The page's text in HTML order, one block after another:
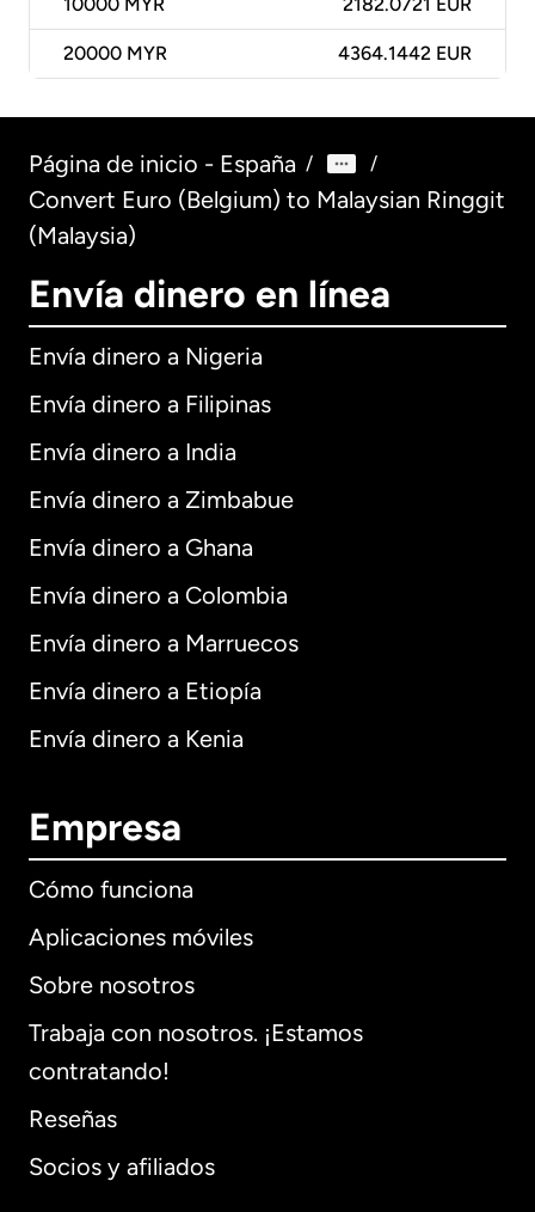
10000 MYR 2182.0721 EUR
20000 MYR 4364.1442 EUR
Página de inicio - España / /
Convert Euro (Belgium) to Malaysian Ringgit
(Malaysia)
Envía dinero en línea
Envía dinero a Nigeria
Envía dinero a Filipinas
Envía dinero a India
Envía dinero a Zimbabue
Envía dinero a Ghana
Envía dinero a Colombia
Envía dinero a Marruecos
Envía dinero a Etiopía
Envía dinero a Kenia
Empresa
Cómo funciona
Aplicaciones móviles
Sobre nosotros
Trabaja con nosotros. ¡Estamos
contratando!
Reseñas
Socios y afiliados